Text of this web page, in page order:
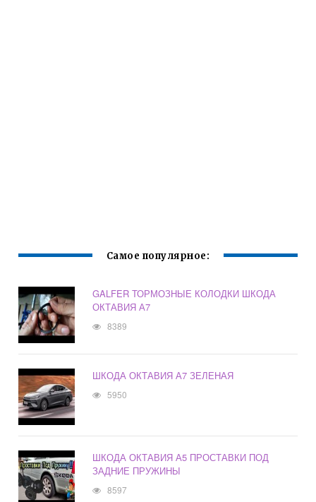
Самое популярное:
GALFER ТОРМОЗНЫЕ КОЛОДКИ ШКОДА
ОКТАВИЯ А7
8389
ШКОДА ОКТАВИЯ А7 ЗЕЛЕНАЯ
5950
ШКОДА ОКТАВИЯ А5 ПРОСТАВКИ ПОД
ЗАДНИЕ ПРУЖИНЫ
8597